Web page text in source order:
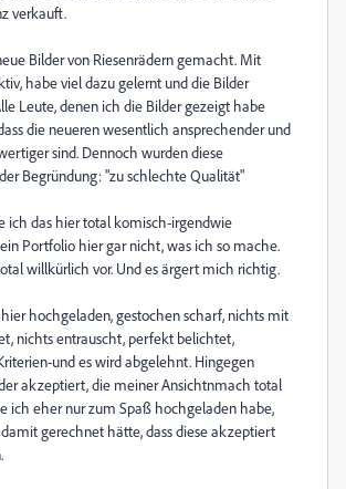
verkauft.
Bilder von Riesenrädern gemacht. Mit
habe viel dazu gelernt und die Bilder
Leute, denen ich die Bilder gezeigt habe
die neueren wesentlich ansprechender und
sind. Dennoch wurden diese
Begründung: "zu schlechte Qualität"
ich das hier total komisch-irgendwie
Portfolio hier gar nicht, was ich so mache.
willkürlich vor. Und es ärgert mich richtig.
hochgeladen, gestochen scharf, nichts mit
nichts entrauscht, perfekt belichtet,
und es wird abgelehnt. Hingegen
akzeptiert, die meiner Ansichtnmach total
ich eher nur zum Spaß hochgeladen habe,
gerechnet hätte, dass diese akzeptiert